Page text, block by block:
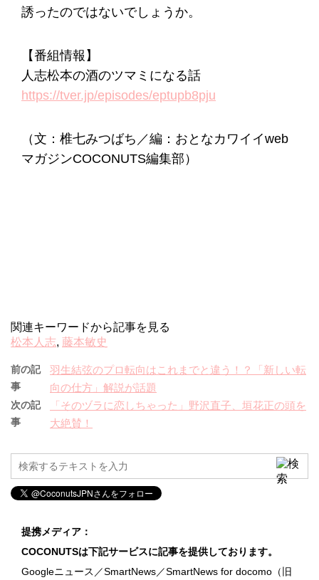
誘ったのではないでしょうか。
【番組情報】
人志松本の酒のツマミになる話
https://tver.jp/episodes/eptupb8pju
（文：椎七みつばち／編：おとなカワイイweb
マガジンCOCONUTS編集部）
関連キーワードから記事を見る
松本人志, 藤本敏史
前の記
事
羽生結弦のプロ転向はこれまでと違う！？「新しい転
向の仕方」解説が話題
次の記
事
「そのヅラに恋しちゃった」野沢直子、垣花正の頭を
大絶賛！
提携メディア：
COCONUTSは下記サービスに記事を提供しております。
Googleニュース／SmartNews／SmartNews for docomo（旧